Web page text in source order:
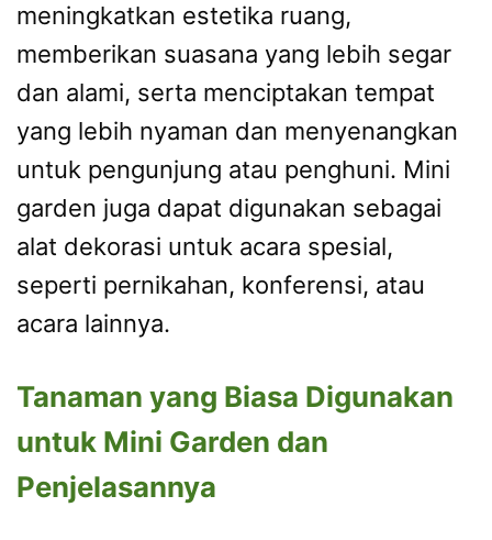
meningkatkan estetika ruang,
memberikan suasana yang lebih segar
dan alami, serta menciptakan tempat
yang lebih nyaman dan menyenangkan
untuk pengunjung atau penghuni. Mini
garden juga dapat digunakan sebagai
alat dekorasi untuk acara spesial,
seperti pernikahan, konferensi, atau
acara lainnya.
Tanaman yang Biasa Digunakan
untuk Mini Garden dan
Penjelasannya